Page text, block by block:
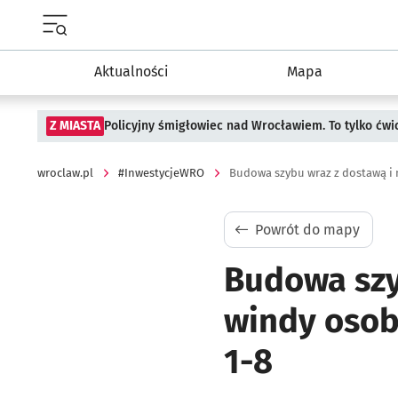
Aktualności Mapa
Z MIASTA Policyjny śmigłowiec nad Wrocławiem. To tylko
wroclaw.pl #InwestycjeWRO
Powrót do mapy
Budowa
windy
1-8